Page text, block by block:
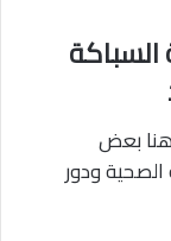
هنا بعض
ودور